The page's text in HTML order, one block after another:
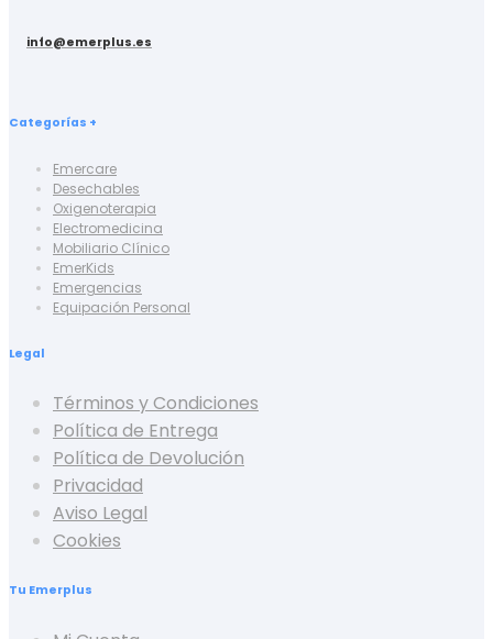
info@emerplus.es
Categorías +
Emercare
Desechables
Oxigenoterapia
Electromedicina
Mobiliario Clínico
EmerKids
Emergencias
Equipación Personal
Legal
Términos y Condiciones
Política de Entrega
Política de Devolución
Privacidad
Aviso Legal
Cookies
Tu Emerplus